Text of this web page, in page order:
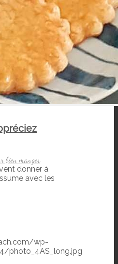
bien manger
donner à
avec les
wp-
photo_4AS_long.jpg